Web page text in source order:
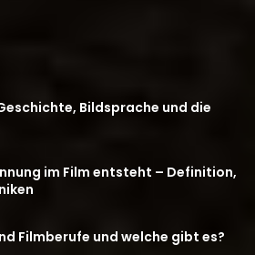
Bildsprache und die
im Film entsteht – Definition,
Filmberufe und welche gibt es?